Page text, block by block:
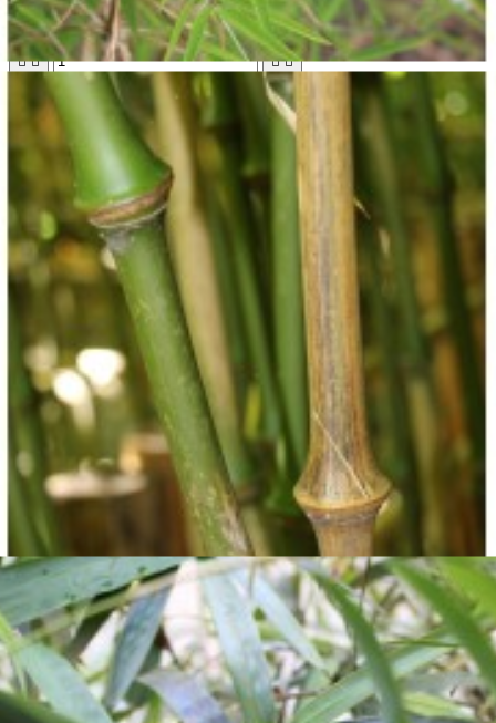
Fargesia angustissima
18,50 €
   
Ajouter au panier
Bientôt disponible
Chimonobambusa tumidissinoda
36,50 €
Voir détails
Bientôt disponible